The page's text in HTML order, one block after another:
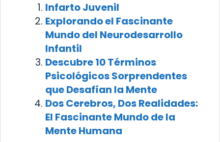
Infarto Juvenil
Explorando el Fascinante
Mundo del Neurodesarrollo
Infantil
Descubre 10 Términos
Psicológicos Sorprendentes
que Desafían la Mente
Dos Cerebros, Dos Realidades:
El Fascinante Mundo de la
Mente Humana